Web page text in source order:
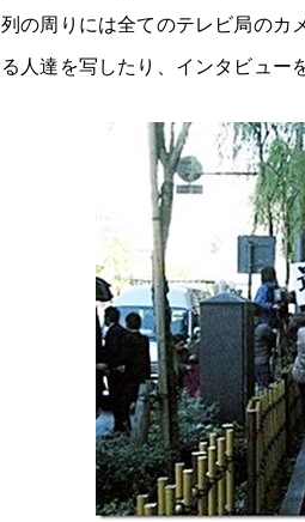
列の周りには全てのテレビ局のカ
る人達を写したり、インタビュー